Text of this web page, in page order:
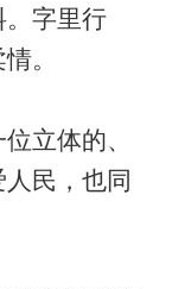
。字里行
。
立体的、
民，也同